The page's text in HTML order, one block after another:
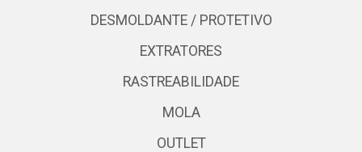
DESMOLDANTE / PROTETIVO
EXTRATORES
RASTREABILIDADE
MOLA
OUTLET